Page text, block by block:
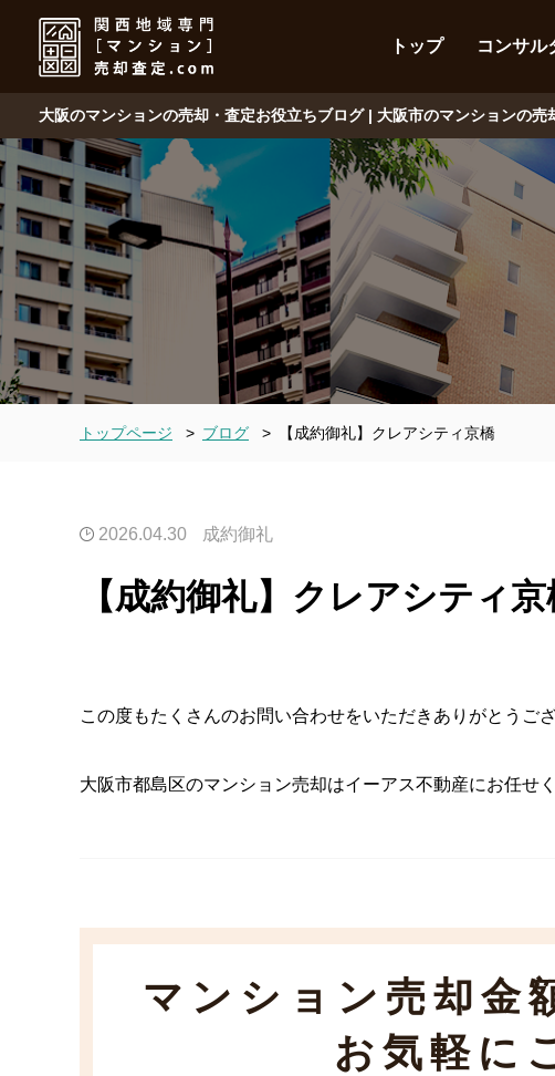
トップ コンサル
大阪のマンションの売却・査定お役立ちブログ | 大阪市のマンションの
トップページ > ブログ > 【成約御礼】クレアシティ京橋
2026.04.30 成約御礼
【成約御礼】クレアシティ京
この度もたくさんのお問い合わせをいただきありがとうござ
大阪市都島区のマンション売却はイーアス不動産にお任せく
マンション売却金
お気軽に